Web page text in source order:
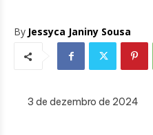
By Jessyca Janiny Sousa
3 de dezembro de 2024